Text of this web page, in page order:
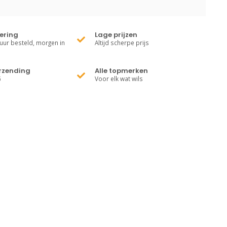
besteld, morgen in
Lage prijzen
Altijd scherpe prijs
Alle topmerken
Voor elk wat wils